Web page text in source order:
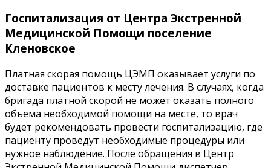
Госпитализация от Центра Экстренной
Медицинской Помощи поселение
Кленовское
Платная скорая помощь ЦЭМП оказывает услуги по
доставке пациентов к месту лечения. В случаях, когда
бригада платной скорой не может оказать полного
объема необходимой помощи на месте, то врач
будет рекомендовать провести госпитализацию, где
пациенту проведут необходимые процедуры или
нужное наблюдение. После обращения в Центр